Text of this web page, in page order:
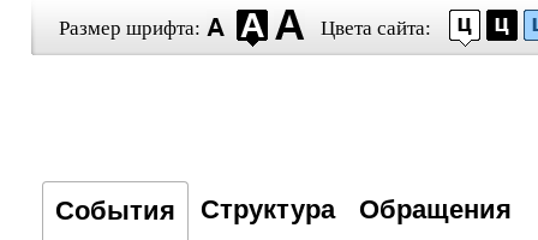
Размер шрифта: Цвета сайта:
События Структура Обращения